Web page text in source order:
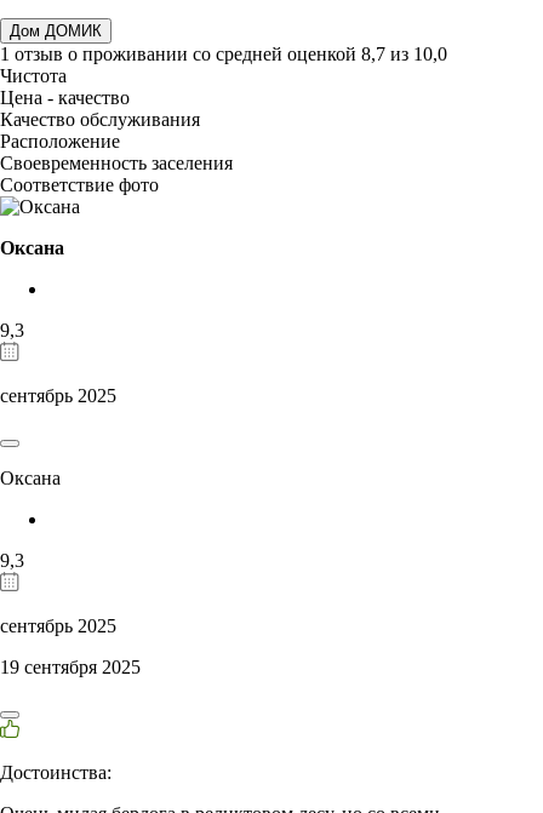
Дом ДОМИК
1 отзыв о проживании со средней оценкой 8,7 из 10,0
Чистота
Цена - качество
Качество обслуживания
Расположение
Своевременность заселения
Соответствие фото
Оксана
9,3
сентябрь 2025
Оксана
9,3
сентябрь 2025
19 сентября 2025
Достоинства: